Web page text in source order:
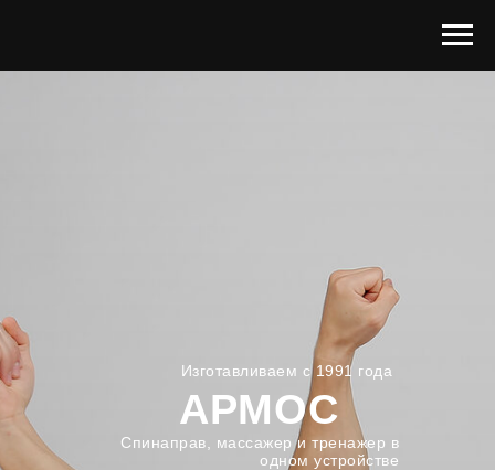
АРМОС
Спинаправ, массажер и тренажер в
одном устройстве
Изготавливаем с 1991 года